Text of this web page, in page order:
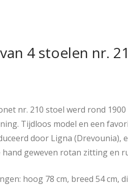
4 stoelen nr.
nr. 210 stoel werd rond
Tijdloos model en een
door Ligna (Drevounia),
hand geweven rotan zitting en
hoog 78 cm, breed 54 cm,